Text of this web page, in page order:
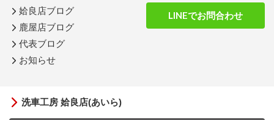
姶良店ブログ
鹿屋店ブログ
代表ブログ
お知らせ
LINEでお問合わせ
洗車工房 姶良店(あいら)